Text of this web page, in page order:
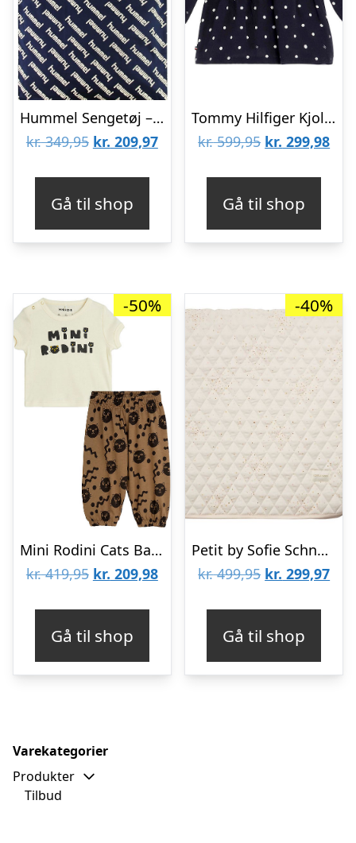
Hummel Sengetøj – Baby – Navy m. Logo
kr.349,95 Den
kr. 349,95.
kr. 209,97Den
kr. 209,97.
Gå til shop
Tommy Hilfiger Kjole – Baby Dress – Desert Sky
kr.599,95 Den
kr. 599,95.
kr. 299,98Den
kr.
Gå til shop
-50%
Mini Rodini Cats Baby Sæt – Offwhite
kr.419,95 Den
kr. 419,95.
kr. 209,98Den
kr. 209,98.
Gå til shop
-40%
Petit by Sofie Schnoor Tæppe – Quilted – Baby Rose
kr.499,95 Den
kr. 499,95.
kr. 299,97Den
kr.
Gå til shop
Varekategorier
Produkter
Tilbud